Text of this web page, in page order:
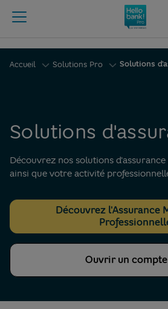
Accueil Solutions Pro Solutions
Solutions
Découvrez nos solutions
ainsi que votre activité
Découvrez l'Assurance
Ouvrir un